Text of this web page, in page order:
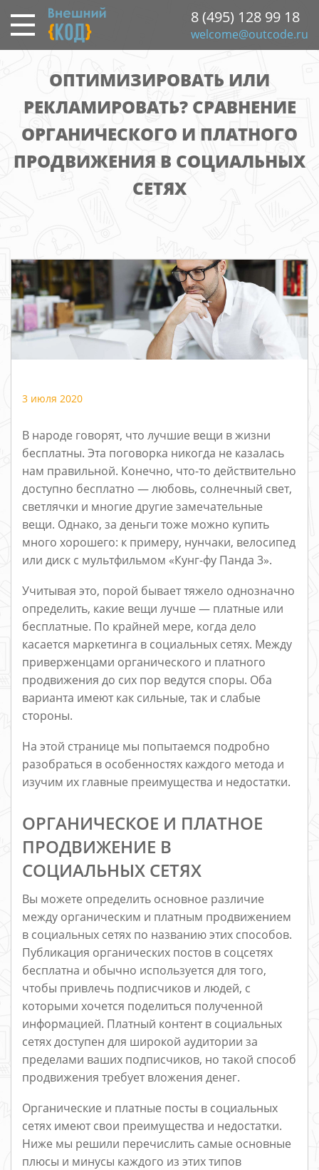
основному
содержанию
8 (495) 128 99 18
welcome@outcode.ru
ОПТИМИЗИРОВАТЬ ИЛИ
РЕКЛАМИРОВАТЬ? СРАВНЕНИЕ
ОРГАНИЧЕСКОГО И ПЛАТНОГО
ПРОДВИЖЕНИЯ В СОЦИАЛЬНЫХ
СЕТЯХ
3 июля 2020
В народе говорят, что лучшие вещи в жизни
бесплатны. Эта поговорка никогда не казалась
нам правильной. Конечно, что-то действительно
доступно бесплатно — любовь, солнечный свет,
светлячки и многие другие замечательные
вещи. Однако, за деньги тоже можно купить
много хорошего: к примеру, нунчаки, велосипед
или диск с мультфильмом «Кунг-фу Панда 3».
Учитывая это, порой бывает тяжело однозначно
определить, какие вещи лучше — платные или
бесплатные. По крайней мере, когда дело
касается маркетинга в социальных сетях. Между
приверженцами органического и платного
продвижения до сих пор ведутся споры. Оба
варианта имеют как сильные, так и слабые
стороны.
На этой странице мы попытаемся подробно
разобраться в особенностях каждого метода и
изучим их главные преимущества и недостатки.
ОРГАНИЧЕСКОЕ И ПЛАТНОЕ
ПРОДВИЖЕНИЕ В
СОЦИАЛЬНЫХ СЕТЯХ
Вы можете определить основное различие
между органическим и платным продвижением
в социальных сетях по названию этих способов.
Публикация органических постов в соцсетях
бесплатна и обычно используется для того,
чтобы привлечь подписчиков и людей, с
которыми хочется поделиться полученной
информацией. Платный контент в социальных
сетях доступен для широкой аудитории за
пределами ваших подписчиков, но такой способ
продвижения требует вложения денег.
Органические и платные посты в социальных
сетях имеют свои преимущества и недостатки.
Ниже мы решили перечислить самые основные
плюсы и минусы каждого из этих типов